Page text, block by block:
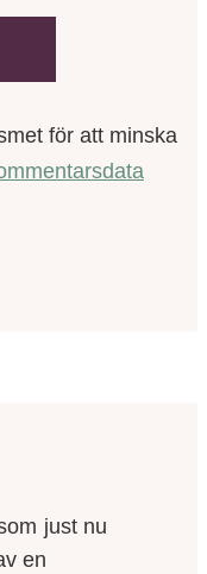
för att minska
just nu
en